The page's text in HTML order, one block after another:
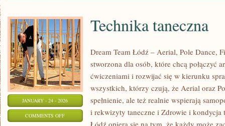
JANUARY - 24 - 2026
COMMENTS OFFON
Technika taneczna
Dream Team Łódź – Aerial, Pole Dance,
stworzona dla osób, które chcą połączyć
ćwiczeniami i rozwijać się w kierunku
wszystkich, którzy czują, że Aerial oraz
spełnienie, ale też realnie wspierają
i rekwizyty taneczne i Zdrowie i kondycja
Łódź opiera się na tym, że każdy może